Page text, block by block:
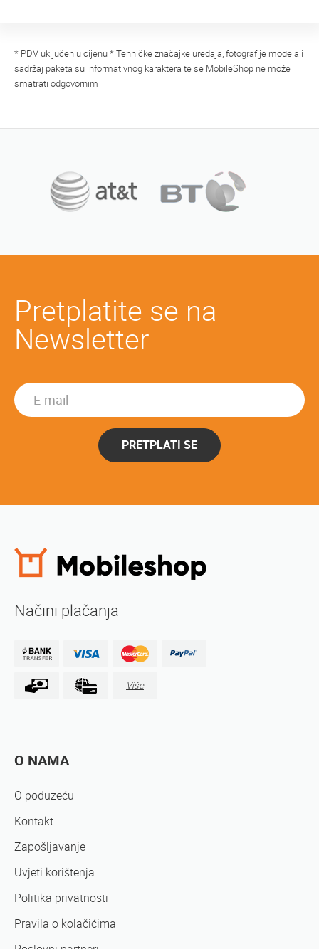
* PDV uključen u cijenu * Tehničke značajke uređaja, fotografije modela i
sadržaj paketa su informativnog karaktera te se MobileShop ne može
smatrati odgovornim
Pretplatite se na
Newsletter
PRETPLATI SE
Načini plačanja
Više
O NAMA
O poduzeću
Kontakt
Zapošljavanje
Uvjeti korištenja
Politika privatnosti
Pravila o kolačićima